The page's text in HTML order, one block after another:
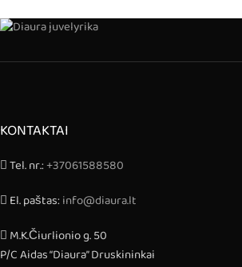
KONTAKTAI
Tel. nr.:+37061588580
El. paštas:info@diaura.lt
M.K.Čiurlionio g. 50
P/C Aidas “Diaura” Druskininkai